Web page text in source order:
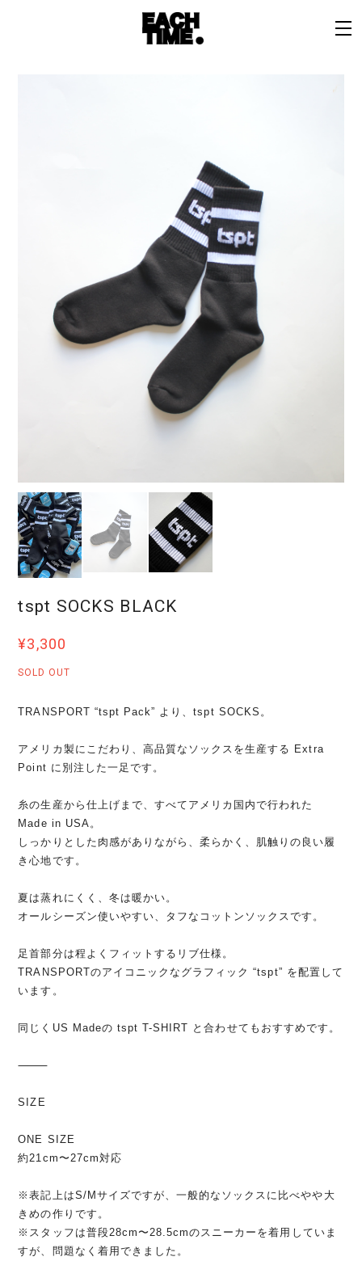
tspt SOCKS BLACK
¥3,300
SOLD OUT
TRANSPORT “tspt Pack” より、tspt SOCKS。
アメリカ製にこだわり、高品質なソックスを生産する Extra
Point に別注した一足です。
糸の生産から仕上げまで、すべてアメリカ国内で行われた
Made in USA。
しっかりとした肉感がありながら、柔らかく、肌触りの良い履
き心地です。
夏は蒸れにくく、冬は暖かい。
オールシーズン使いやすい、タフなコットンソックスです。
足首部分は程よくフィットするリブ仕様。
TRANSPORTのアイコニックなグラフィック “tspt” を配置して
います。
同じくUS Madeの tspt T-SHIRT と合わせてもおすすめです。
⸻
SIZE
ONE SIZE
約21cm〜27cm対応
※表記上はS/Mサイズですが、一般的なソックスに比べやや大
きめの作りです。
※スタッフは普段28cm〜28.5cmのスニーカーを着用していま
すが、問題なく着用できました。